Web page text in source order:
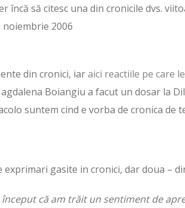
încă să citesc una din cronicile dvs.
2006
din cronici, iaraici reactiile pe care
Boiangiu a facut un dosar la
suntem cind e vorba de cronica de
exprimari gasite in cronici, dar doua –
că am trăit un sentiment de